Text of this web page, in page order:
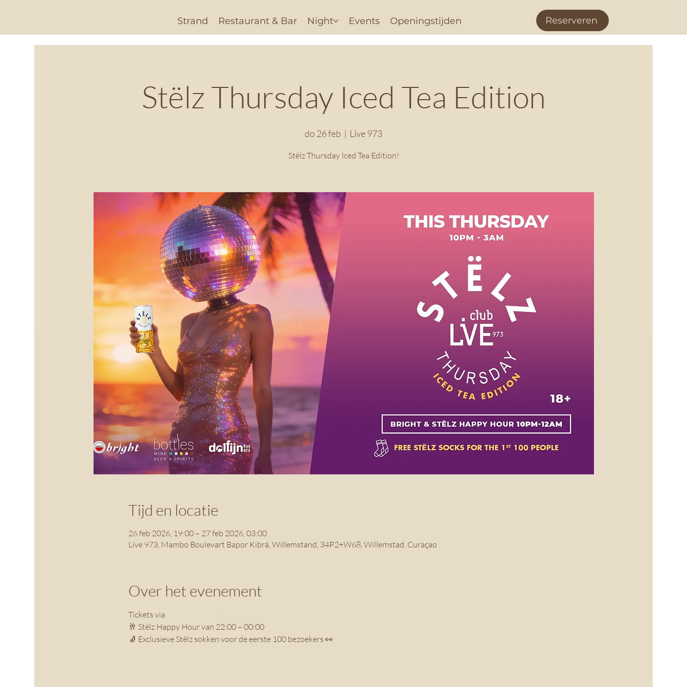
Strand Restaurant & Bar Night Events Openingstijden Reserveren
Stëlz Thursday Iced Tea Edition
do 26 feb
  |
Live 973
Stëlz Thursday Iced Tea Edition!
Tijd en locatie
26 feb 2026, 19:00 – 27 feb 2026, 03:00
Live 973, Mambo Boulevart Bapor Kibrá, Willemstand, 34P2+W68, Willemstad, Curaçao
Over het evenement
Tickets via
🥂 Stëlz Happy Hour van 22:00 – 00:00
🧦 Exclusieve Stëlz sokken voor de eerste 100 bezoekers 👀